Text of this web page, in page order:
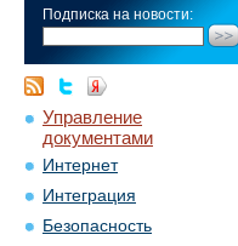
Подписка на новости:
Управление
документами
Интернет
Интеграция
Безопасность